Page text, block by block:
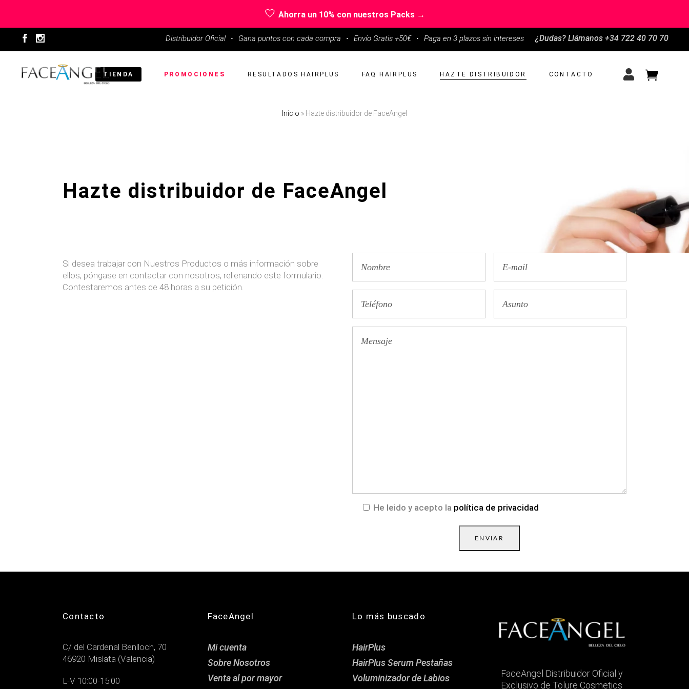
🤍 Ahorra un 10% con nuestros Packs →
Distribuidor Oficial · Gana puntos con cada compra · Envío Gratis +50€ · Paga en 3 plazos sin intereses ¿Dudas? Llámanos +34 722 40 70 70
TIENDA PROMOCIONES RESULTADOS HAIRPLUS FAQ HAIRPLUS HAZTE DISTRIBUIDOR CONTACTO
Inicio » Hazte distribuidor de FaceAngel
Hazte distribuidor de FaceAngel
Si desea trabajar con Nuestros Productos o más información sobre
ellos, póngase en contactar con nosotros, rellenando este formulario.
Contestaremos antes de 48 horas a su petición.
He leido y acepto la política de privacidad
ENVIAR
Contacto
C/ del Cardenal Benlloch, 70
46920 Mislata (Valencia)
L-V 10:00-15:00
FaceAngel
Mi cuenta
Sobre Nosotros
Venta al por mayor
Lo más buscado
HairPlus
HairPlus Serum Pestañas
Voluminizador de Labios
FaceAngel Distribuidor Oficial y
Exclusivo de Tolure Cosmetics